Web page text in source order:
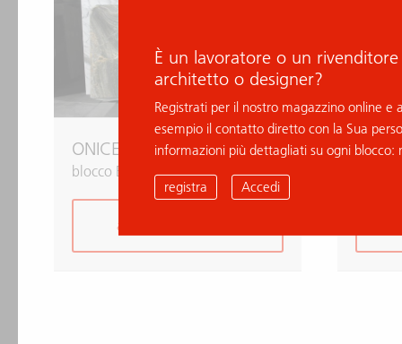
ONICE GRIGIO
blocco B036636
aggiungi alla richiesta
È un lavoratore o un
architetto o designer?
Registrati per il nostro magazzino online
esempio il contatto diretto con la Sua
informazioni più dettagliati su ogni blocco:
registra Accedi